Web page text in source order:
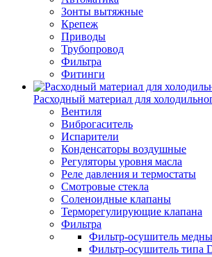
Зонты вытяжные
Крепеж
Приводы
Трубопровод
Фильтра
Фитинги
Расходный материал для
Вентиля
Виброгаситель
Испарители
Конденсаторы воздушные
Регуляторы уровня масла
Реле давления и термостаты
Смотровые стекла
Соленоидные клапаны
Терморегулирующие клапана
Фильтра
Фильтр-осушитель
Фильтр-осушитель типа